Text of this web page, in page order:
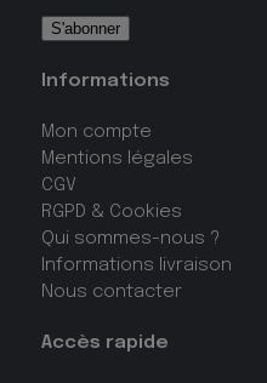
Informations
Mon compte
Mentions légales
CGV
RGPD & Cookies
Qui sommes-nous ?
Informations livraison
Nous contacter
Accès rapide